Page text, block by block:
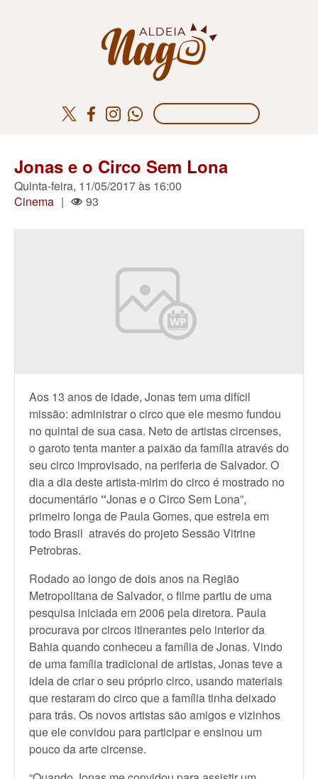
Jonas e o Circo Sem Lona
Quinta-feira, 11/05/2017 às 16:00
Cinema | 93
Aos 13 anos de idade, Jonas tem uma difícil
missão: administrar o circo que ele mesmo fundou
no quintal de sua casa. Neto de artistas circenses,
o garoto tenta manter a paixão da família através do
seu circo improvisado, na periferia de Salvador. O
dia a dia deste artista-mirim do circo é mostrado no
documentário “Jonas e o Circo Sem Lona”,
primeiro longa de Paula Gomes, que estreia em
todo Brasil através do projeto Sessão Vitrine
Petrobras.
Rodado ao longo de dois anos na Região
Metropolitana de Salvador, o filme partiu de uma
pesquisa iniciada em 2006 pela diretora. Paula
procurava por circos itinerantes pelo interior da
Bahia quando conheceu a família de Jonas. Vindo
de uma família tradicional de artistas, Jonas teve a
ideia de criar o seu próprio circo, usando materiais
que restaram do circo que a família tinha deixado
para trás. Os novos artistas são amigos e vizinhos
que ele convidou para participar e ensinou um
pouco da arte circense.